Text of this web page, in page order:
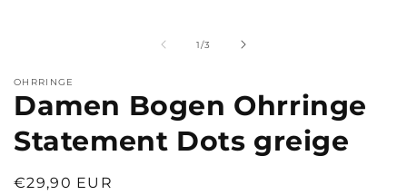
1/von
3
OHRRINGE
Damen Bogen Ohrringe
Statement Dots greige
Normaler
€29,90 EUR